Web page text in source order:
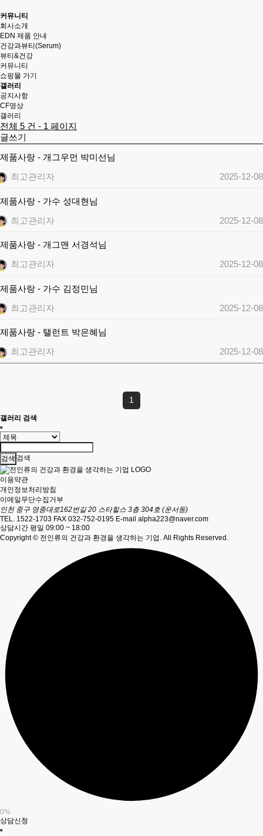
커뮤니티
회사소개
EDN 제품 안내
건강과뷰티(Serum)
뷰티&건강
커뮤니티
쇼핑몰 가기
갤러리
공지사항
CF영상
갤러리
전체 5 건 - 1 페이지
글쓰기
제품사랑 - 개그우먼 박미선님
최고관리자
2025-12-08
제품사랑 - 가수 성대현님
최고관리자
2025-12-08
제품사랑 - 개그맨 서경석님
최고관리자
2025-12-08
제품사랑 - 가수 김정민님
최고관리자
2025-12-08
제품사랑 - 탤런트 박은혜님
최고관리자
2025-12-08
1
갤러리 검색
검색
이용약관
개인정보처리방침
이메일무단수집거부
인천 중구 영종대로162번길 20 스타힐스 3층 304호 (운서동)
TEL. 1522-1703 FAX 032-752-0195 E-mail alpha223@naver.com
상담시간 평일 09:00 ~ 18:00
Copyright © 전인류의 건강과 환경을 생각하는 기업. All Rights Reserved.
0%
상담신청